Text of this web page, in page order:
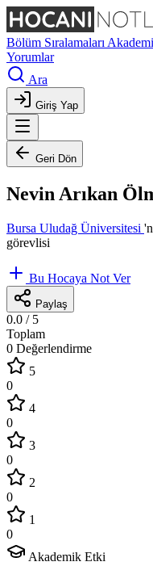
Bölüm Sıralamaları
Yorumlar
Ara
Giriş Yap
Geri Dön
Nevin Arıkan
Bursa Uludağ Üniversitesi
görevlisi
Bu Hocaya Not Ver
Paylaş
0.0 / 5
Toplam
0 Değerlendirme
5
0
4
0
3
0
2
0
1
0
Akademik Etki